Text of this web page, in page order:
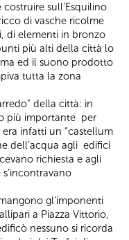
costruire sull’Esquilino
di vasche ricolme
di elementi in bronzo
più alti della città lo
ed il suono prodotto
tutta la zona
della città: in
più importante per
infatti un “castellum
dell’acqua agli edifici
richiesta e agli
gl’imponenti
a Piazza Vittorio,
nessuno si ricorda